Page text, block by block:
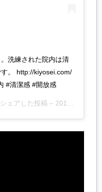
洗練された院内は清
。 http://kiyosei.com/
#清潔感 #開放感
ェアした投稿 – 2018年12月月16日午後10時00分PST